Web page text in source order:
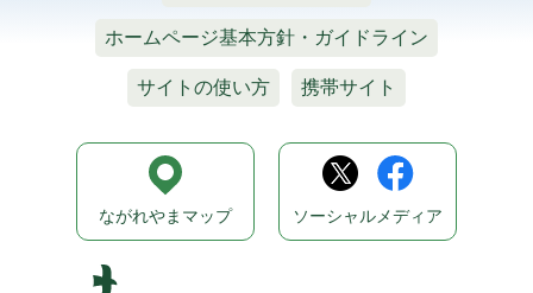
ホームページ基本方針・ガイドライン
サイトの使い方 携帯サイト
ながれやまマップ ソーシャルメディア